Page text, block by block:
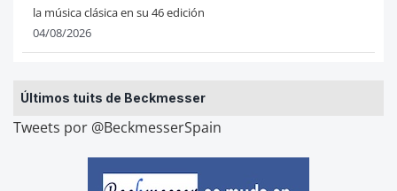
la música clásica en su 46 edición
04/08/2026
Últimos tuits de Beckmesser
Tweets por @BeckmesserSpain